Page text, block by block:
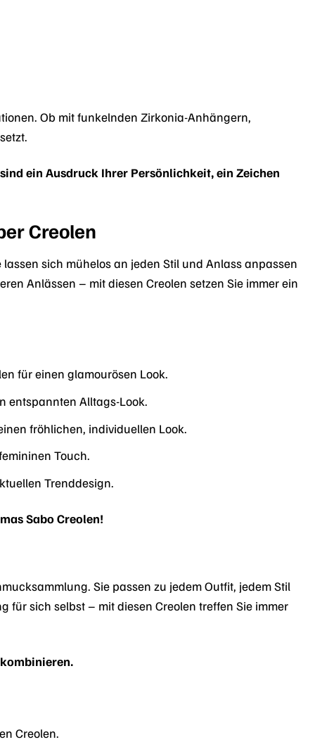
Ob mit funkelnden Zirkonia-Anhängern,
ein Ausdruck Ihrer Persönlichkeit, ein Zeichen
Creolen
sich mühelos an jeden Stil und Anlass anpassen
Anlässen – mit diesen Creolen setzen Sie immer ein
für einen glamourösen Look.
entspannten Alltags-Look.
fröhlichen, individuellen Look.
Touch.
Trenddesign.
Sabo Creolen!
Sie passen zu jedem Outfit, jedem Stil
für sich selbst – mit diesen Creolen treffen Sie immer
Creolen.